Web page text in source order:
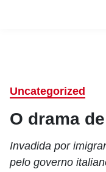
Uncategorized
O drama
Invadida por
pelo governo